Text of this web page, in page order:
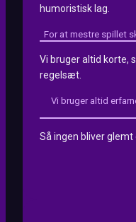
humoristisk lag.
For at mestre spillet
Vi bruger altid korte,
regelsæt.
Vi bruger altid
Så ingen bliver glemt